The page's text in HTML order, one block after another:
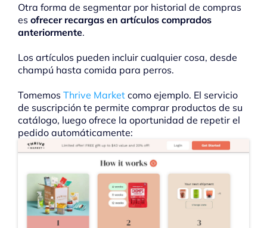
Otra forma de segmentar por historial de compras
es ofrecer recargas en artículos comprados
anteriormente.
Los artículos pueden incluir cualquier cosa, desde
champú hasta comida para perros.
Tomemos Thrive Market como ejemplo. El servicio
de suscripción te permite comprar productos de su
catálogo, luego ofrece la oportunidad de repetir el
pedido automáticamente: